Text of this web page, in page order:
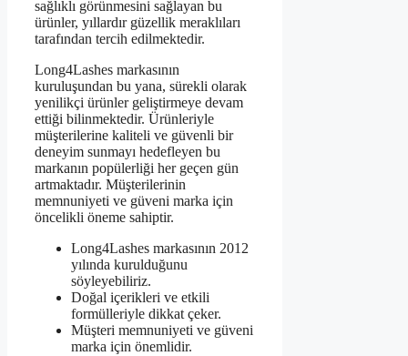
sağlıklı görünmesini sağlayan bu
ürünler, yıllardır güzellik meraklıları
tarafından tercih edilmektedir.
Long4Lashes markasının
kuruluşundan bu yana, sürekli olarak
yenilikçi ürünler geliştirmeye devam
ettiği bilinmektedir. Ürünleriyle
müşterilerine kaliteli ve güvenli bir
deneyim sunmayı hedefleyen bu
markanın popülerliği her geçen gün
artmaktadır. Müşterilerinin
memnuniyeti ve güveni marka için
öncelikli öneme sahiptir.
Long4Lashes markasının 2012
yılında kurulduğunu
söyleyebiliriz.
Doğal içerikleri ve etkili
formülleriyle dikkat çeker.
Müşteri memnuniyeti ve güveni
marka için önemlidir.